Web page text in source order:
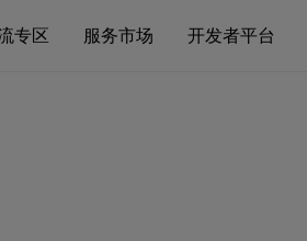
专区 服务市场 开发者平台